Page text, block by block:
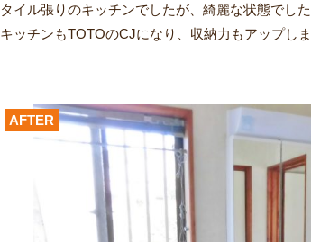
タイル張りのキッチンでしたが、綺麗な状態でし
キッチンもTOTOのCJになり、収納力もアップしま
AFTER